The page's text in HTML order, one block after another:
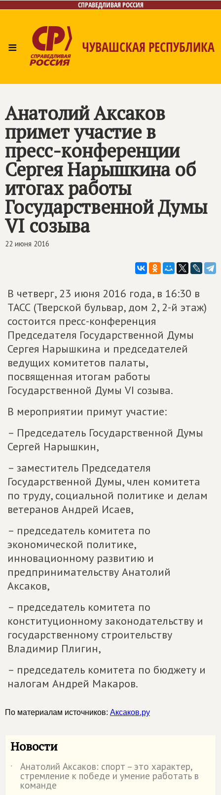
СПРАВЕДЛИВАЯ РОССИЯ
≡ ЧУВАШСКАЯ РЕСПУБЛИКА
Контакты
Анатолий Аксаков
примет участие в
пресс-конференции
Сергея Нарышкина об
итогах работы
Государственной Думы
VI созыва
22 июня 2016
В четверг, 23 июня 2016 года, в 16:30 в
ТАСС (Тверской бульвар, дом 2, 2-й этаж)
состоится пресс-конференция
Председателя Государственной Думы
Сергея Нарышкина и председателей
ведущих комитетов палаты,
посвященная итогам работы
Государственной Думы VI созыва.
В мероприятии примут участие:
– Председатель Государственной Думы
Сергей Нарышкин,
– заместитель Председателя
Государственной Думы, член комитета
по труду, социальной политике и делам
ветеранов Андрей Исаев,
– председатель комитета по
экономической политике,
инновационному развитию и
предпринимательству Анатолий
Аксаков,
– председатель комитета по
конституционному законодательству и
государственному строительству
Владимир Плигин,
– председатель комитета по бюджету и
налогам Андрей Макаров.
По материалам источников: Аксаков.ру
Новости
˙ Анатолий Аксаков: спорт – это характер,
стремление к победе и умение работать в
команде